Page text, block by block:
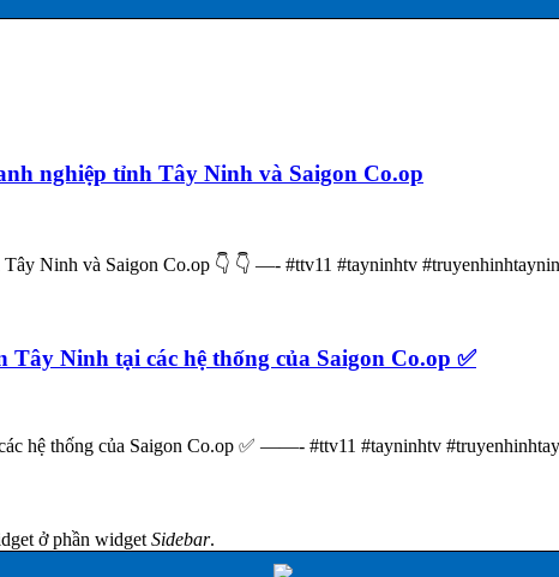
nghiệp tỉnh Tây Ninh và Saigon Co.op
Ninh và Saigon Co.op 👇 👇 —- #ttv11 #tayninhtv
Ninh tại các hệ thống của Saigon Co.op ✅
hệ thống của Saigon Co.op ✅ ——- #ttv11 #tayninhtv
ở phần widgetSidebar.